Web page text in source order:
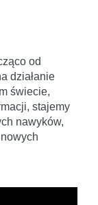
od
działanie
świecie,
stajemy
nawyków,